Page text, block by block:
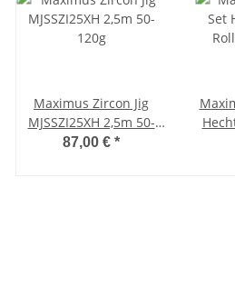
Maximus Zircon Jig
MJSSZI25XH 2,5m 50-
120g
87,00 € *
und